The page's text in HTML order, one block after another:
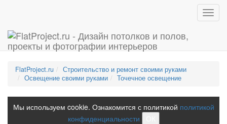
FlatProject.ru
Строительство и ремонт своими руками
Освещение своими руками
Точечное освещение
Мы используем cookie. Ознакомится с политикой политикой
конфиденциальности